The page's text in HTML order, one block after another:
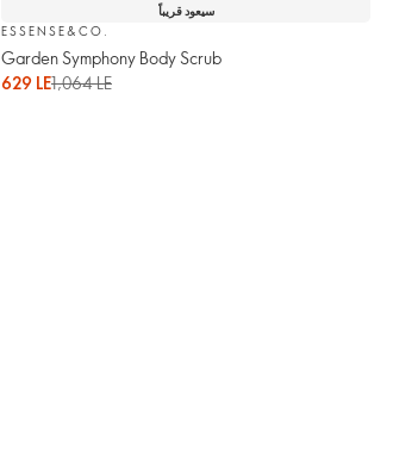
سيعود قريباً
ESSENSE&CO.
Garden Symphony Body Scrub
629 LE1,064 LE